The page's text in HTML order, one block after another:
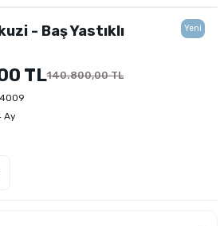
Yeni
- Baş Yastıklı
TL140.800,00 TL
Ay